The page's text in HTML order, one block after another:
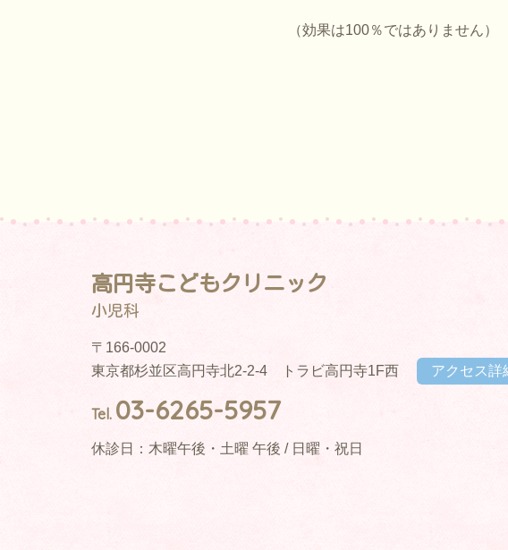
（効果は100％ではありません）
高円寺こどもクリニック
小児科
〒166-0002
東京都杉並区高円寺北2-2-4 トラビ高円寺1F西
アクセス詳
Tel. 03-6265-5957
休診日：木曜午後・土曜 午後 / 日曜・祝日